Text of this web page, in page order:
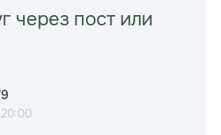
через пост или